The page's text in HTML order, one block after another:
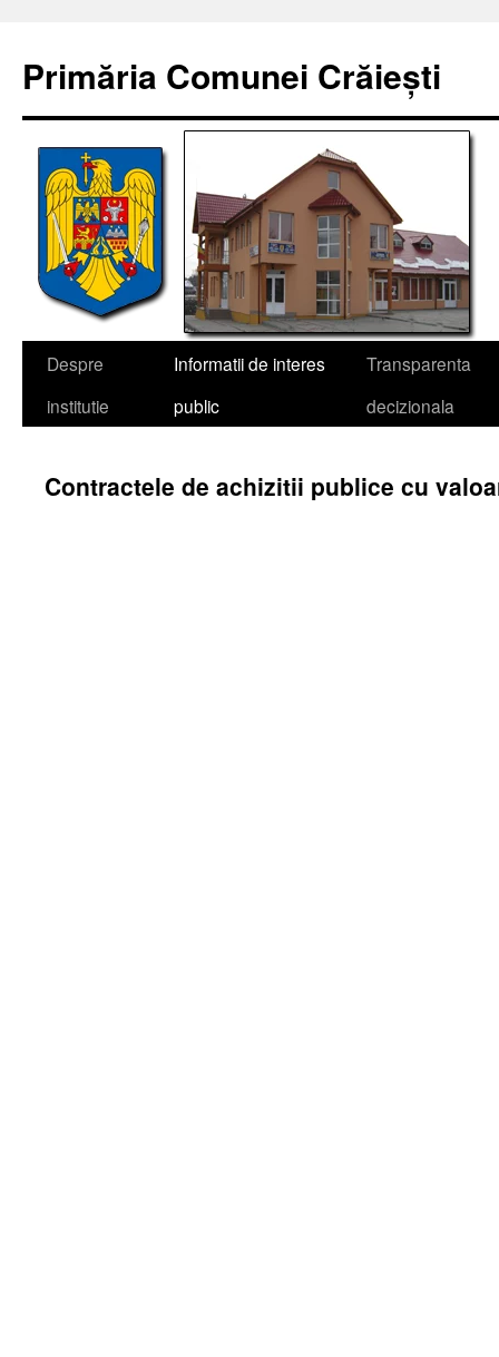
conținut
Primăria Comunei Crăiești
Despre
institutie
Informatii de interes
public
Transparenta
decizionala
Contractele de achizitii publice cu